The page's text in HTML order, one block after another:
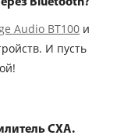
Audio BT100 и
И пусть
CXA.